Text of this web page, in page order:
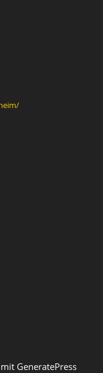
mit GeneratePress